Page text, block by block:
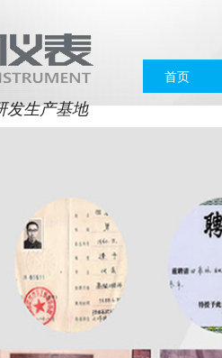
发生产基地
首页